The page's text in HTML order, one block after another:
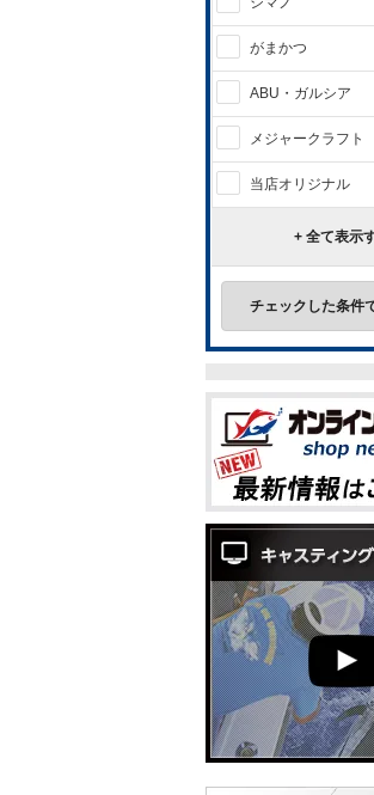
がまかつ
ABU・ガルシア
メジャークラフト
当店オリジナル
+ 全て表示
チェックした条件